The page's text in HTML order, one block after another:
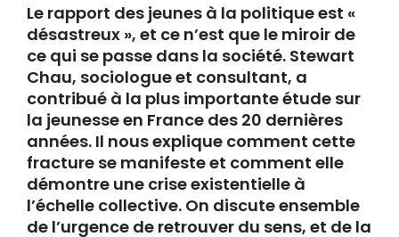
Le rapport des jeunes à la politique est «
désastreux », et ce n’est que le miroir de
ce qui se passe dans la société. Stewart
Chau, sociologue et consultant, a
contribué à la plus importante étude sur
la jeunesse en France des 20 dernières
années. Il nous explique comment cette
fracture se manifeste et comment elle
démontre une crise existentielle à
l’échelle collective. On discute ensemble
de l’urgence de retrouver du sens, et de la